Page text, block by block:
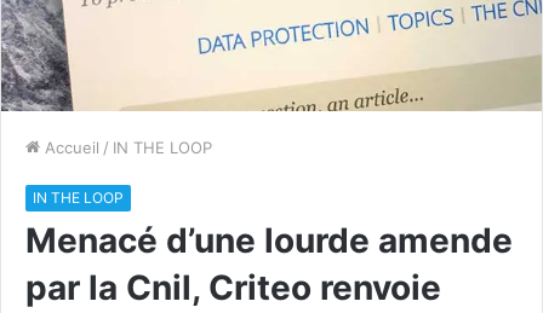
Accueil / IN THE LOOP
IN THE LOOP
Menacé d’une lourde amende
par la Cnil, Criteo renvoie